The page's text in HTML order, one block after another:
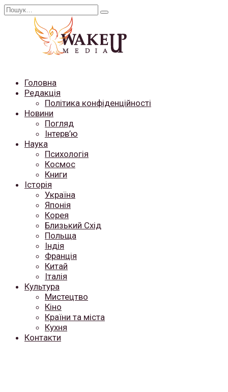
Перейти
Search
Головна
Редакція
Політика конфіденційності
Новини
Погляд
Інтерв’ю
Наука
Психологія
Космос
Книги
Історія
Україна
Японія
Корея
Близький Схід
Польща
Індія
Франція
Китай
Італія
Культура
Мистецтво
Кіно
Країни та міста
Кухня
Контакти